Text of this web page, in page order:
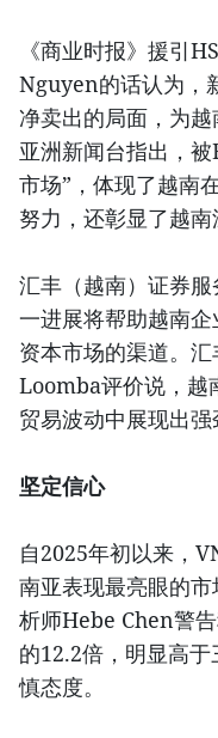
《商业时报》援引
Nguyen的话认为，
净卖出的局面，为越
亚洲新闻台指出，
市场”，体现了越南
努力，还彰显了越南
汇丰（越南）证券
一进展将帮助越南
资本市场的渠道。
Loomba评价说，越
贸易波动中展现出强
坚定信心
自2025年初以来，
南亚表现最亮眼的
析师Hebe Chen警
的12.2倍，明显高
慎态度。